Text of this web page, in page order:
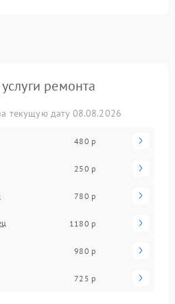
ремонта
текущую дату 08.08.2026
480 р
250 р
780 р
1180 р
980 р
725 р